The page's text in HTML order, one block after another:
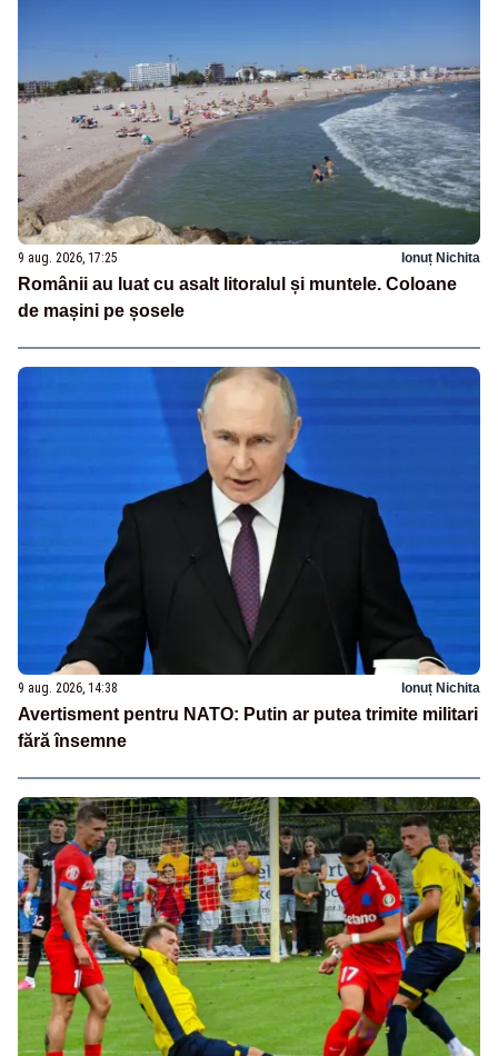
9 aug. 2026, 17:25 Ionuț Nichita
Românii au luat cu asalt litoralul și muntele. Coloane
de mașini pe șosele
9 aug. 2026, 14:38 Ionuț Nichita
Avertisment pentru NATO: Putin ar putea trimite militari
fără însemne